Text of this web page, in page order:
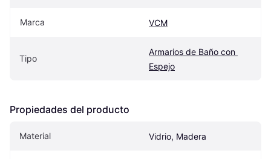
Marca VCM
Tipo
Armarios de Baño con
Espejo
Propiedades del producto
Material Vidrio, Madera